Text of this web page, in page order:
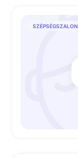
SZÉPSÉGSZALON